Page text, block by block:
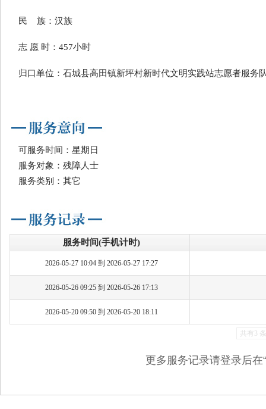
民 族：汉族
志 愿 时：457小时
归口单位：石城县高田镇新坪村新时代文明实践站志愿者服务
可服务时间：星期日
服务对象：残障人士
服务类别：其它